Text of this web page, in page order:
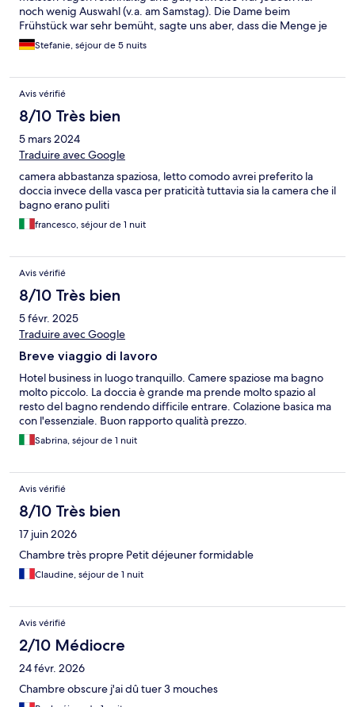
noch wenig Auswahl (v.a. am Samstag). Die Dame beim
Frühstück war sehr bemüht, sagte uns aber, dass die Menge je
nach Auslastung des Hotels angepasst wird. Hier sollte man
unserer Meinung nach mehr an die Gäste denken.
Stefanie, séjour de 5 nuits
Avis vérifié
8/10 Très bien
5 mars 2024
Traduire avec Google
camera abbastanza spaziosa, letto comodo avrei preferito la
doccia invece della vasca per praticità tuttavia sia la camera che il
bagno erano puliti
francesco, séjour de 1 nuit
Avis vérifié
8/10 Très bien
5 févr. 2025
Traduire avec Google
Breve viaggio di lavoro
Hotel business in luogo tranquillo. Camere spaziose ma bagno
molto piccolo. La doccia è grande ma prende molto spazio al
resto del bagno rendendo difficile entrare. Colazione basica ma
con l'essenziale. Buon rapporto qualità prezzo.
Sabrina, séjour de 1 nuit
Avis vérifié
8/10 Très bien
17 juin 2026
Chambre très propre Petit déjeuner formidable
Claudine, séjour de 1 nuit
Avis vérifié
2/10 Médiocre
24 févr. 2026
Chambre obscure j'ai dû tuer 3 mouches